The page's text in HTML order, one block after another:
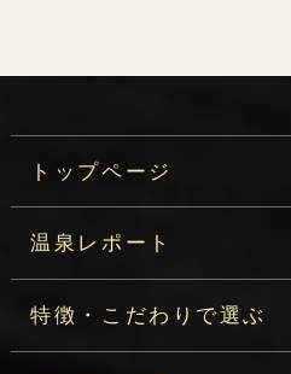
トップページ
温泉レポート
特徴・こだわりで選ぶ